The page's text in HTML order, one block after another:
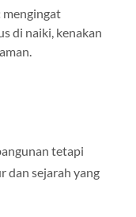
mengingat
di naiki, kenakan
tetapi
dan sejarah yang